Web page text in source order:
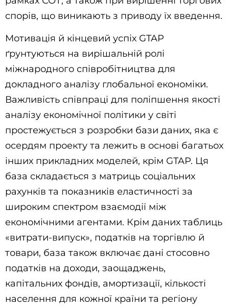
спорів, що виникають з приводу їх введення.
Мотивація й кінцевий успіх GTAP
ґрунтуються на вирішальній ролі
міжнародного співробітництва для
докладного аналізу глобальної економіки.
Важливість співпраці для поліпшення якості
аналізу економічної політики у світі
простежується з розробки бази даних, яка є
осердям проекту та лежить в основі багатьох
інших прикладних моделей, крім GTAP. Ця
база складається з матриць соціальних
рахунків та показників еластичності за
широким спектром взаємодії між
економічними агентами. Крім даних таблиць
«витрати-випуск», податків на торгівлю й
товари, база також включає дані стосовно
податків на доходи, заощаджень,
капітальних фондів, амортизації, кількості
населення для кожної країни та регіону